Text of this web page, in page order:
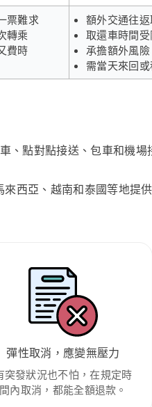
票難求
轉乘
費時
額外交通往
取還車時間受
承擔額外風險
需當天來回
點對點接送、包車和機場
西亞、越南和泰國等地提
彈性取消，應變無壓力
突發狀況也不怕，在規定時
間內取消，都能全額退款。